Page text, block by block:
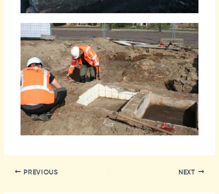
PREVIOUS NEXT